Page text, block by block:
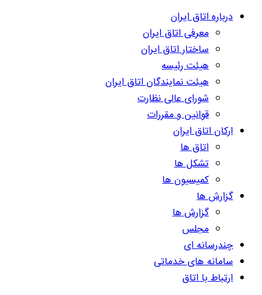
درباره اتاق ایران
معرفی اتاق ایران
ساختار اتاق ایران
هیئت رئیسه
هیئت نمایندگان اتاق ایران
شورای عالی نظارت
قوانین و مقررات
ارکان اتاق ایران
اتاق ها
تشکل ها
کمیسیون ها
گزارش ها
گزارش ها
مجلس
چندرسانه ای
سامانه های خدماتی
ارتباط با اتاق